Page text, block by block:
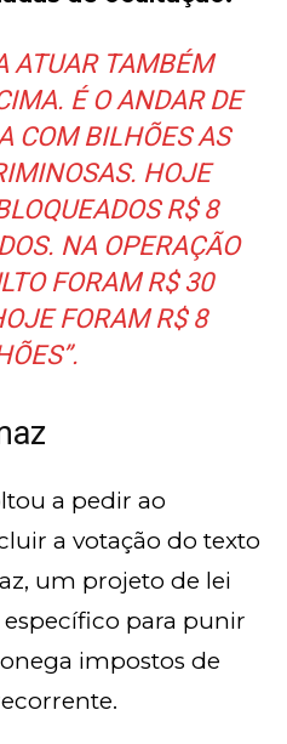
ATUAR TAMBÉM
É O ANDAR DE
COM BILHÕES AS
HOJE
R$ 8
NA OPERAÇÃO
FORAM R$ 30
FORAM R$ 8
a pedir ao
a votação do texto
um projeto de lei
para punir
impostos de